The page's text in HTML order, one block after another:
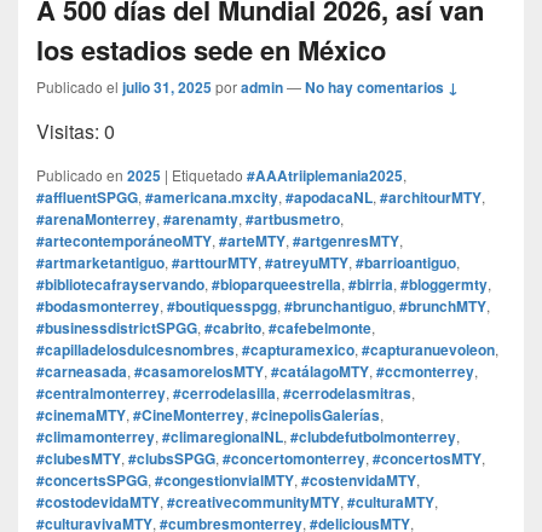
A 500 días del Mundial 2026, así van
los estadios sede en México
Publicado el julio 31, 2025poradmin—No hay comentarios ↓
Visitas: 0
Publicado en 2025 | Etiquetado #AAAtriiplemania2025,
#affluentSPGG, #americana.mxcity, #apodacaNL, #architourMTY,
#arenaMonterrey, #arenamty, #artbusmetro,
#artecontemporáneoMTY, #arteMTY, #artgenresMTY,
#artmarketantiguo, #arttourMTY, #atreyuMTY, #barrioantiguo,
#bibliotecafrayservando, #bioparqueestrella, #birria, #bloggermty,
#bodasmonterrey, #boutiquesspgg, #brunchantiguo, #brunchMTY,
#businessdistrictSPGG, #cabrito, #cafebelmonte,
#capilladelosdulcesnombres, #capturamexico, #capturanuevoleon,
#carneasada, #casamorelosMTY, #catálagoMTY, #ccmonterrey,
#centralmonterrey, #cerrodelasilla, #cerrodelasmitras,
#cinemaMTY, #CineMonterrey, #cinepolisGalerías,
#climamonterrey, #climaregionalNL, #clubdefutbolmonterrey,
#clubesMTY, #clubsSPGG, #concertomonterrey, #concertosMTY,
#concertsSPGG, #congestionvialMTY, #costenvidaMTY,
#costodevidaMTY, #creativecommunityMTY, #culturaMTY,
#culturavivaMTY, #cumbresmonterrey, #deliciousMTY,